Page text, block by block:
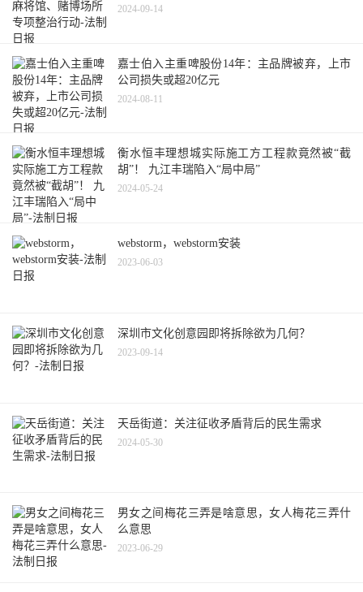
2024-09-14
嘉士伯入主重啤股份14年：主品牌被弃，上市
公司损失或超20亿元
2024-08-11
衡水恒丰理想城实际施工方工程款竟然被“截
胡”！ 九江丰瑞陷入“局中局”
2024-05-24
webstorm，webstorm安装
2023-06-03
深圳市文化创意园即将拆除欲为几何？
2023-09-14
天岳街道：关注征收矛盾背后的民生需求
2024-05-30
男女之间梅花三弄是啥意思，女人梅花三弄什
么意思
2023-06-29